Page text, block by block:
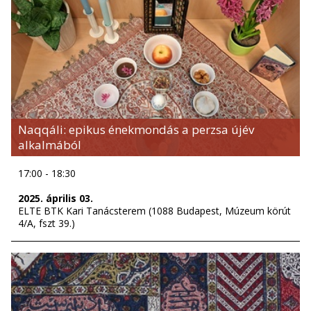
Naqqáli: epikus énekmondás a perzsa újév
alkalmából
17:00 - 18:30
2025. április 03.
ELTE BTK Kari Tanácsterem (1088 Budapest, Múzeum körút
4/A, fszt 39.)